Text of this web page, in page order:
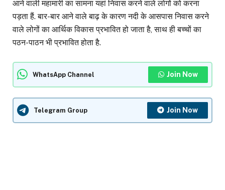
आने वाली महामारी का सामना यहां निवास करने वाले लोगों को करना
पड़ता हैं. बार-बार आने वाले बाढ़ के कारण नदी के आसपास निवास करने
वाले लोगों का आर्थिक विकास प्रभावित हो जाता है, साथ ही बच्चों का
पठन-पाठन भी प्रभावित होता है.
WhatsApp Channel Join Now
Telegram Group Join Now